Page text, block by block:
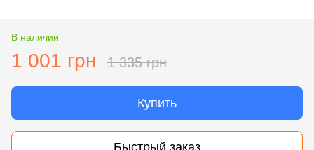
В наличии
1 001 грн 1 335 грн
Купить